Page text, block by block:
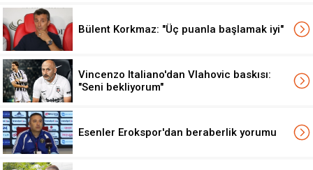
Bülent Korkmaz: "Üç puanla başlamak iyi"
Vincenzo Italiano'dan Vlahovic baskısı:
"Seni bekliyorum"
Esenler Erokspor'dan beraberlik yorumu